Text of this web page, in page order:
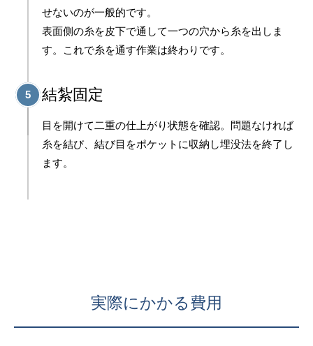
せないのが一般的です。
表面側の糸を皮下で通して一つの穴から糸を出しま
す。これで糸を通す作業は終わりです。
5 結紮固定
目を開けて二重の仕上がり状態を確認。問題なければ
糸を結び、結び目をポケットに収納し埋没法を終了し
ます。
実際にかかる費用